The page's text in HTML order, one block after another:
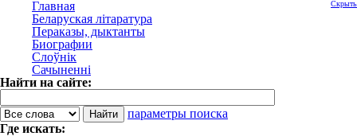
Главная
Беларуская літаратура
Пераказы, дыктанты
Биографии
Слоўнік
Сачыненні
Найти на сайте:
параметры поиска
Где искать:
Скрыть